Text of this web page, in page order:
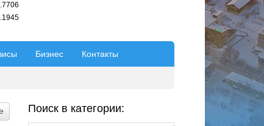
Бизнес Контакты
Поиск в категории: